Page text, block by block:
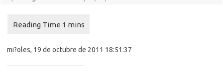
mi?oles, 19 de octubre de 2011 18:51:37